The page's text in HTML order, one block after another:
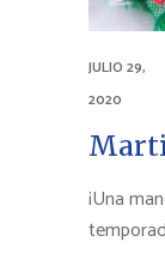
JULIO 29,
2020
¡Una